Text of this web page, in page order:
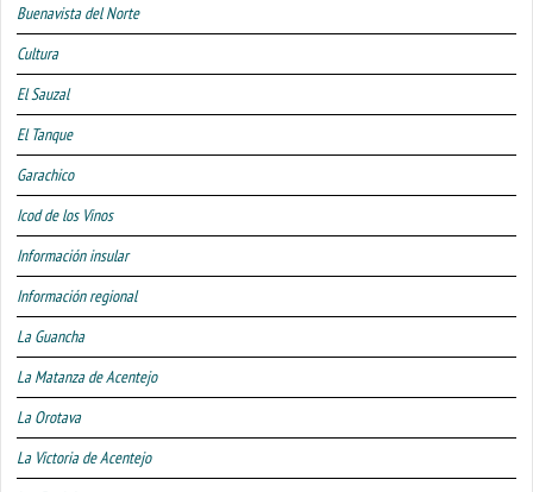
Buenavista del Norte
Cultura
El Sauzal
El Tanque
Garachico
Icod de los Vinos
Información insular
Información regional
La Guancha
La Matanza de Acentejo
La Orotava
La Victoria de Acentejo